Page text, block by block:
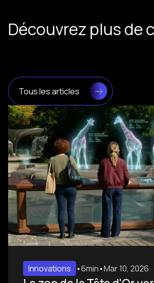
Découvrez plus de
Tous les articles
Innovations •6min•Mar 10, 2026